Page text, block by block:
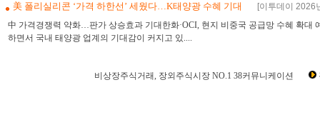
美 폴리실리콘 ‘가격 하한선’ 세웠다…K태양광 수혜 기대
[이투데이 2026
中 가격경쟁력 약화…판가 상승효과 기대한화·OCI, 현지 비중국 공급망 수혜 확대
하면서 국내 태양광 업계의 기대감이 커지고 있....
비상장주식거래, 장외주식시장 NO.1 38커뮤니케이션